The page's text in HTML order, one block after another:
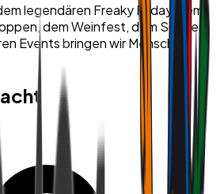
legendären Freaky Friday, dem
dem Weinfest, dem Soccer
Events bringen wir Menschen